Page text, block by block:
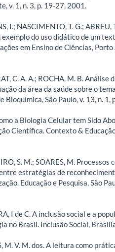
v. 1, n. 3, p. 19-27, 2001.
I.; NASCIMENTO, T. G.; ABREU,
exemplo do uso didático de um
em Ensino de Ciências, Porto
C. A. A.; ROCHA, M. B. Análise
da área da saúde sobre o
Bioquímica, São Paulo, v. 13, n. 1,
Como a Biologia Celular tem Sido
Científica. Contexto &
S. M.; SOARES, M.
estratégias de
Educação e Pesquisa, São
I de C. A inclusão social e a
no Brasil. Inclusão Social,
M. V. M. dos. A leitura como